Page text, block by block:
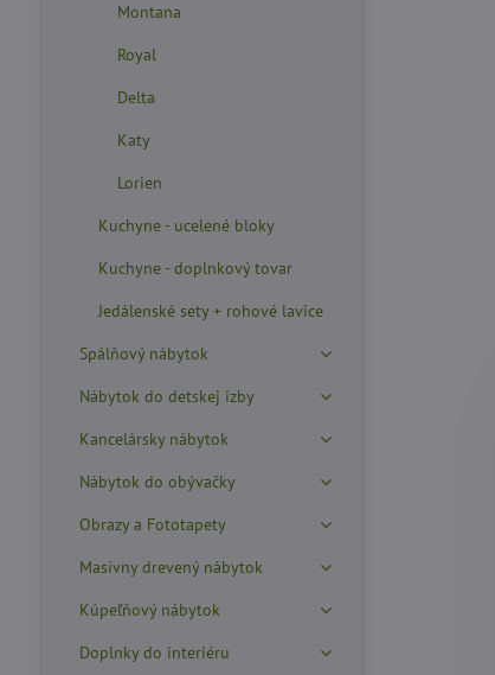
Montana
Royal
Delta
Katy
Lorien
Kuchyne - ucelené bloky
Kuchyne - doplnkový tovar
Jedálenské sety + rohové lavice
Spálňový nábytok
Nábytok do detskej izby
Kancelársky nábytok
Nábytok do obývačky
Obrazy a Fototapety
Masívny drevený nábytok
Kúpeľňový nábytok
Doplnky do interiéru